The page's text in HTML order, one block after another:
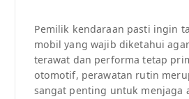
Pemilik kendaraan pasti ingin
mobil yang wajib diketahui
terawat dan performa tetap
otomotif, perawatan rutin
sangat penting untuk menjaga